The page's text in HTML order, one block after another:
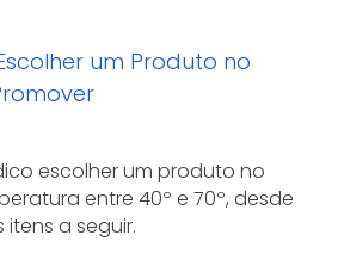
escolher um produto no
entre 40º e 70º, desde
a seguir.